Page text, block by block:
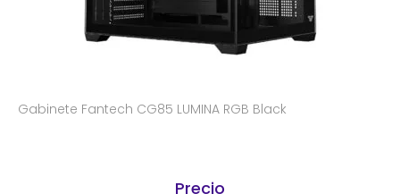
Gabinete Fantech CG85 LUMINA RGB Black
Precio